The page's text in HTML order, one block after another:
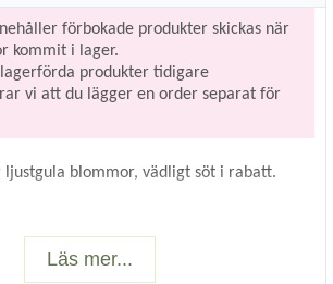
förbokade produkter skickas när
kommit i lager.
produkter tidigare
vi att du lägger en order separat för
ljustgula blommor, vädligt söt i rabatt.
Läs mer...